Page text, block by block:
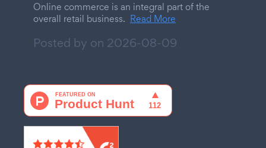
Online commerce is an integral part of the
overall retail business. Read More
Posted by on 2026-08-09